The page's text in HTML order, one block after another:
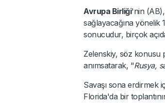
Avrupa Birliği'nin
sağlayacağına yönelik
sonucudur, birçok
Zelenskiy, söz konusu
anımsatarak, "Rusya,
Savaşı sona erdirmek
Florida'da bir